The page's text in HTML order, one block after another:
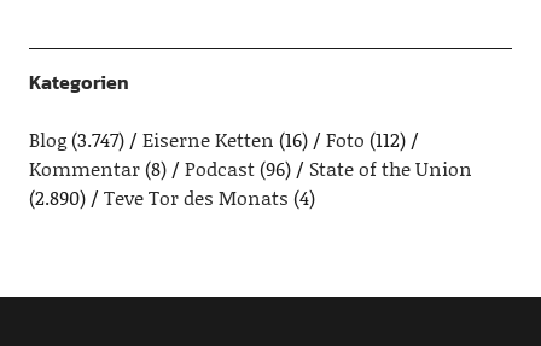
Kategorien
Blog(3.747) Eiserne Ketten (16) Foto (112)
Kommentar(8) Podcast(96)
State of the Union
(2.890)
Teve Tor des Monats (4)